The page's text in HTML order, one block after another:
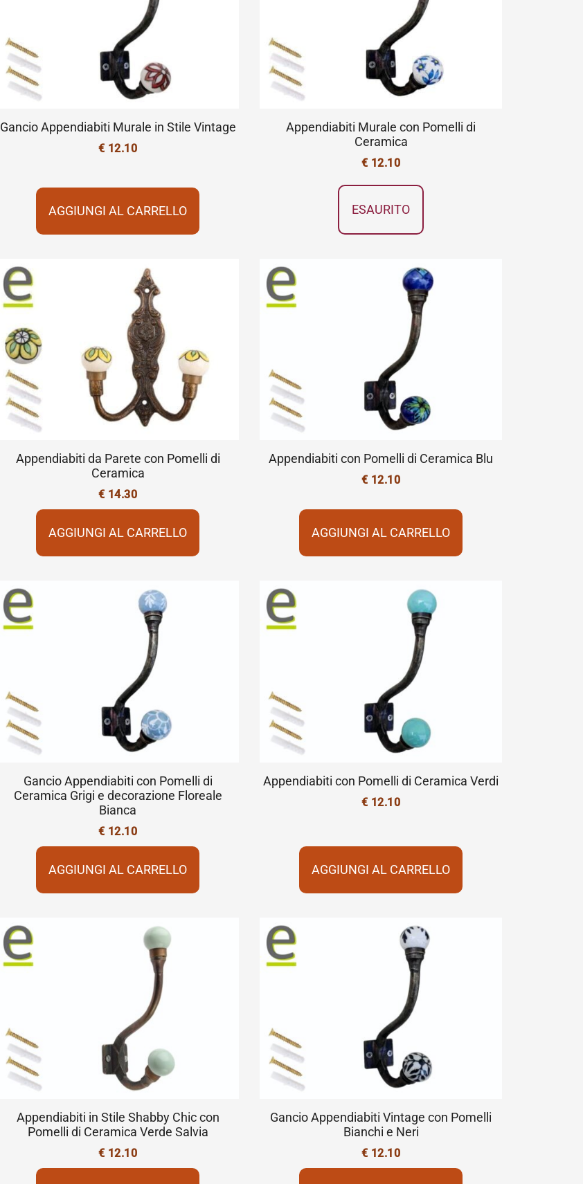
Gancio Appendiabiti Murale in Stile Vintage
€ 12.10
AGGIUNGI AL CARRELLO
Appendiabiti Murale con Pomelli di
Ceramica
€ 12.10
ESAURITO
Appendiabiti da Parete con Pomelli di
Ceramica
€ 14.30
AGGIUNGI AL CARRELLO
Appendiabiti con Pomelli di Ceramica Blu
€ 12.10
AGGIUNGI AL CARRELLO
Gancio Appendiabiti con Pomelli di
Ceramica Grigi e decorazione Floreale
Bianca
€ 12.10
AGGIUNGI AL CARRELLO
Appendiabiti con Pomelli di Ceramica Verdi
€ 12.10
AGGIUNGI AL CARRELLO
Appendiabiti in Stile Shabby Chic con
Pomelli di Ceramica Verde Salvia
€ 12.10
Gancio Appendiabiti Vintage con Pomelli
Bianchi e Neri
€ 12.10